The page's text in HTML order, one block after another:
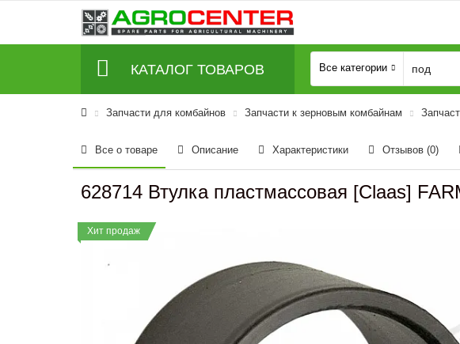
КАТАЛОГ ТОВАРОВ Все категории
Запчасти для комбайнов Запчасти к зерновым комбайнам
Все о товаре Описание Характеристики Отзывов (0)
628714 Втулка пластмассовая [Claas]
Хит продаж